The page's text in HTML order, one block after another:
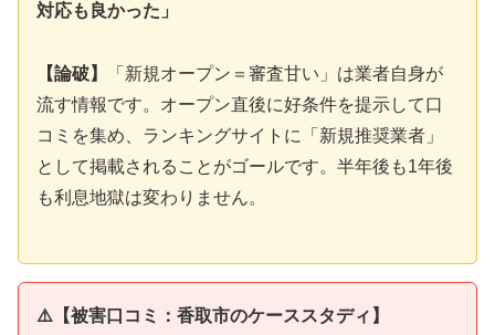
対応も良かった」
【論破】
「新規オープン＝審査甘い」は業者自身が
流す情報です。オープン直後に好条件を提示して口
コミを集め、ランキングサイトに「新規推奨業者」
として掲載されることがゴールです。半年後も1年後
も利息地獄は変わりません。
⚠️【被害口コミ：香取市のケーススタディ】